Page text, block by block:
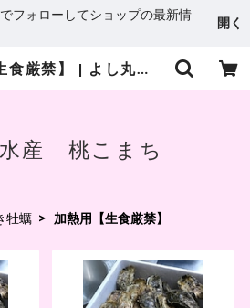
でフォローしてショップの最新情
開く
加熱用【生食厳禁】 | よし丸水産
産 桃こまち
牡蠣 加熱用【生食厳禁】